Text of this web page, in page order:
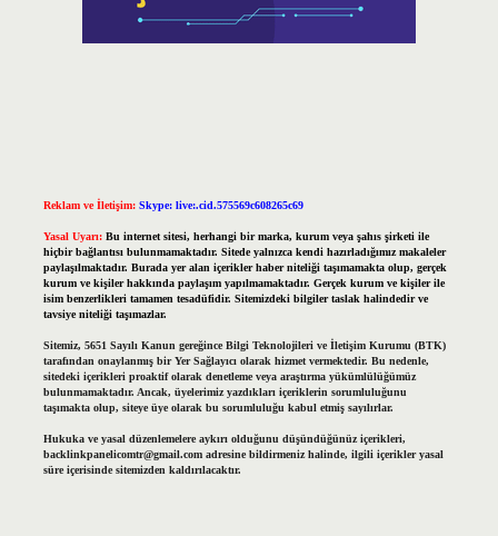
Reklam ve İletişim: Skype: live:.cid.575569c608265c69
Yasal Uyarı: Bu internet sitesi, herhangi bir marka, kurum veya şahıs şirketi ile
hiçbir bağlantısı bulunmamaktadır. Sitede yalnızca kendi hazırladığımız makaleler
paylaşılmaktadır. Burada yer alan içerikler haber niteliği taşımamakta olup, gerçek
kurum ve kişiler hakkında paylaşım yapılmamaktadır. Gerçek kurum ve kişiler ile
isim benzerlikleri tamamen tesadüfidir. Sitemizdeki bilgiler taslak halindedir ve
tavsiye niteliği taşımazlar.
Sitemiz, 5651 Sayılı Kanun gereğince Bilgi Teknolojileri ve İletişim Kurumu (BTK)
tarafından onaylanmış bir Yer Sağlayıcı olarak hizmet vermektedir. Bu nedenle,
sitedeki içerikleri proaktif olarak denetleme veya araştırma yükümlülüğümüz
bulunmamaktadır. Ancak, üyelerimiz yazdıkları içeriklerin sorumluluğunu
taşımakta olup, siteye üye olarak bu sorumluluğu kabul etmiş sayılırlar.
Hukuka ve yasal düzenlemelere aykırı olduğunu düşündüğünüz içerikleri,
backlinkpanelicomtr@gmail.comadresine bildirmeniz halinde, ilgili içerikler yasal
süre içerisinde sitemizden kaldırılacaktır.